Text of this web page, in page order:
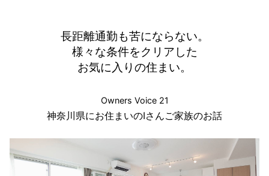
長距離通勤も苦にならない。
様々な条件をクリアした
お気に入りの住まい。
Owners Voice 21
神奈川県にお住まいのIさんご家族のお話